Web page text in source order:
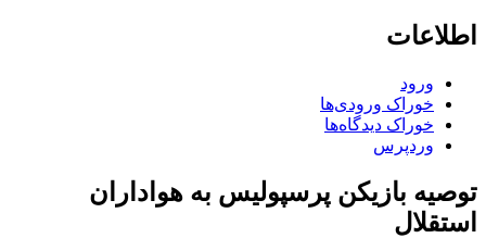
اطلاعات
ورود
خوراک ورودی‌ها
خوراک دیدگاه‌ها
وردپرس
توصیه بازیکن پرسپولیس به هواداران
استقلال